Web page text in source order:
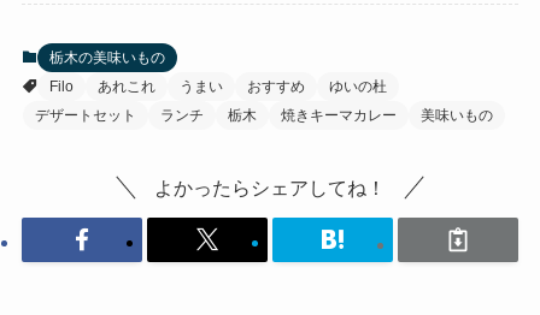
栃木の美味いもの
Filo
あれこれ うまい おすすめ
ゆいの杜
デザートセット
ランチ 栃木 焼きキーマカレー 美味いもの
よかったらシェアしてね！